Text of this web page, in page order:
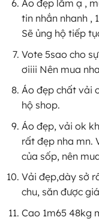
Áo đẹp lắm ạ ,
tin nhắn nhanh ,
Sẽ ủng hộ tiếp
Vote 5sao cho
ơiiii Nên mua nha
Áo đẹp chất vải
hộ shop.
Áo đẹp, vải ok
rất đẹp nha mn.
của sốp, nên
Vải đẹp,dày sở
chu, săn được
Cao 1m65 48kg